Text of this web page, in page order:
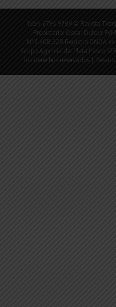
ISSN 2796-9789 © Revista
Propietario: Oscar Dufour
N°3.408.328 Registro DNDA
Grupo Agencia del Plata Pasco
los derechos reservados |